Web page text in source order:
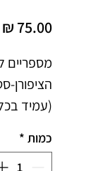
(עמיד בכל
כמות *